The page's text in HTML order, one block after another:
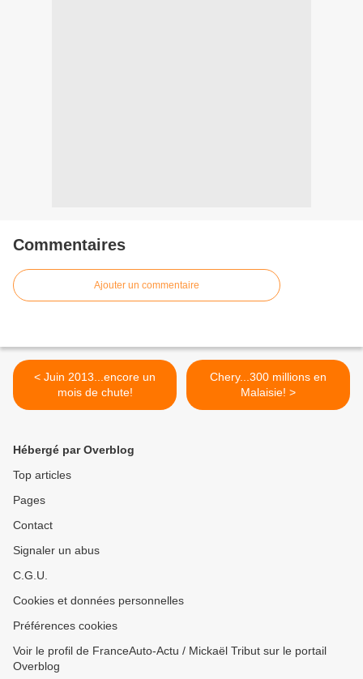
Commentaires
Ajouter un commentaire
< Juin 2013...encore un
mois de chute!
Chery...300 millions en
Malaisie! >
Hébergé par Overblog
Top articles
Pages
Contact
Signaler un abus
C.G.U.
Cookies et données personnelles
Préférences cookies
Voir le profil de FranceAuto-Actu / Mickaël Tribut sur le portail
Overblog